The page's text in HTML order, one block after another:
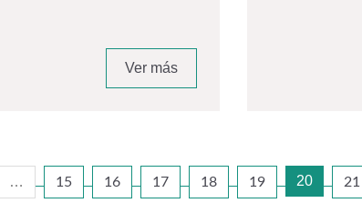
Ver más
… 15 16 17 18 19 20 21